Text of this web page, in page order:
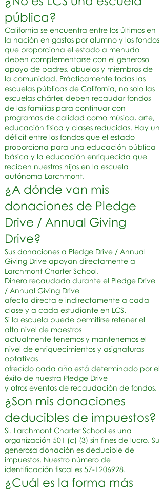
pública?
California se encuentra entre los últimos en
la nación en gastos por alumno y los fondos
que proporciona el estado a menudo
deben complementarse con el generoso
apoyo de padres, abuelos y miembros de
la comunidad. Prácticamente todas las
escuelas públicas de California, no solo las
escuelas chárter, deben recaudar fondos
de las familias para continuar con
programas de calidad como música, arte,
educación física y clases reducidas. Hay un
déficit entre los fondos que el estado
proporciona para una educación pública
básica y la educación enriquecida que
reciben nuestros hijos en la escuela
autónoma Larchmont.
¿A dónde van mis
donaciones de Pledge
Drive / Annual Giving
Drive?
Sus donaciones a Pledge Drive / Annual
Giving Drive apoyan directamente a
Larchmont Charter School.
Dinero recaudado durante el Pledge Drive
/ Annual Giving Drive
afecta directa e indirectamente a cada
clase y a cada estudiante en LCS.
Si la escuela puede permitirse retener el
alto nivel de maestros
actualmente tenemos y mantenemos el
nivel de enriquecimientos y asignaturas
optativas
ofrecido cada año está determinado por el
éxito de nuestra Pledge Drive
y otros eventos de recaudación de fondos.
¿Son mis donaciones
deducibles de impuestos?
Si. Larchmont Charter School es una
organización 501 (c) (3) sin fines de lucro. Su
generosa donación es deducible de
impuestos. Nuestro número de
identificación fiscal es 57-1206928.
¿Cuál es la forma más